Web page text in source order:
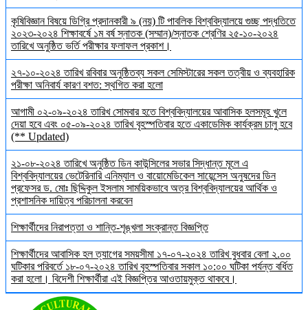
কৃষিবিজ্ঞান বিষয়ে ডিগ্রি প্রদানকারী ৯ (নয়) টি পাবলিক বিশ্ববিদ্যালয়ে গুচ্ছ পদ্ধতিতে
২০২৩-২০২৪ শিক্ষাবর্ষে ১ম বর্ষ স্নাতক (সম্মান)/স্নাতক শ্রেণির ২৫-১০-২০২৪
তারিখে অনুষ্ঠিত ভর্তি পরীক্ষার ফলাফল প্রকাশ।
২৭-১০-২০২৪ তারিখ রবিবার অনুষ্ঠিতব্য সকল সেমিস্টারের সকল তত্বীয় ও ব্যবহারিক
পরীক্ষা অনিবার্য কারণ বশত: স্থগিত করা হলো
আগামী ০২-০৯-২০২৪ তারিখ সোমবার হতে বিশ্ববিদ্যালয়ের আবাসিক হলসমূহ খুলে
দেয়া হবে এবং ০৫-০৯-২০২৪ তারিখ বৃহস্পতিবার হতে একাডেমিক কার্যক্রম চালু হবে
(** Updated)
২১-০৮-২০২৪ তারিখে অনুষ্ঠিত ডিন কাউন্সিলের সভার সিদ্ধান্ত মূলে এ
বিশ্ববিদ্যালয়ের ভেটেরিনারি এনিম্যাল ও বায়োমেডিকেল সায়েন্সেস অনুষদের ডিন
প্রফেসর ড. মোঃ ছিদ্দিকুল ইসলাম সাময়িকভাবে অত্র বিশ্ববিদ্যালয়ের আর্থিক ও
প্রশাসনিক দায়িত্ব পরিচালনা করবেন
শিক্ষার্থীদের নিরাপত্তা ও শান্তি-শৃঙ্খলা সংক্রান্ত বিজ্ঞপ্তি
শিক্ষার্থীদের আবাসিক হল ত্যাগের সময়সীমা ১৭-০৭-২০২৪ তারিখ বুধবার বেলা ২.০০
ঘটিকার পরিবর্তে ১৮-০৭-২০২৪ তারিখ বৃহস্পতিবার সকাল ১০:০০ ঘটিকা পর্যন্ত বর্ধিত
করা হলো। বিদেশী শিক্ষার্থীরা এই বিজ্ঞপ্তির আওতায়মুক্ত থাকবে।